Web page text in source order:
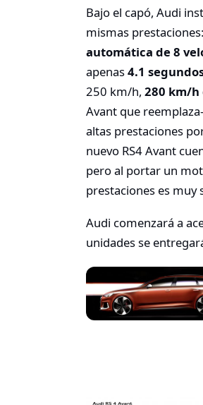
Bajo el capó, Audi
mismas prestaciones:
automática de 8
apenas4.1
250 km/h, 280 km/
Avant que
altas prestaciones
nuevo RS4 Avant
pero al portar un
prestaciones es muy
Audi comenzará a
unidades se